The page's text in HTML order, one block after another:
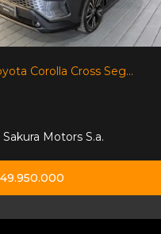
Corolla Cross Seg...
Sakura Motors S.a.